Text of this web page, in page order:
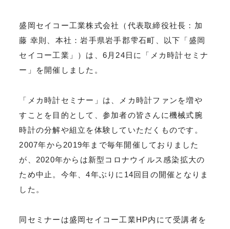
盛岡セイコー工業株式会社（代表取締役社長：加
藤 幸則、本社：岩手県岩手郡雫石町、以下「盛岡
セイコー工業」）は、6月24日に「メカ時計セミナ
ー」を開催しました。
「メカ時計セミナー」は、メカ時計ファンを増や
すことを目的として、参加者の皆さんに機械式腕
時計の分解や組立を体験していただくものです。
2007年から2019年まで毎年開催しておりました
が、2020年からは新型コロナウイルス感染拡大の
ため中止。今年、4年ぶりに14回目の開催となりま
した。
同セミナーは盛岡セイコー工業HP内にて受講者を